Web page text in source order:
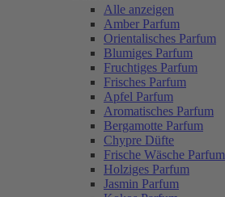
Alle anzeigen
Amber Parfum
Orientalisches Parfum
Blumiges Parfum
Fruchtiges Parfum
Frisches Parfum
Apfel Parfum
Aromatisches Parfum
Bergamotte Parfum
Chypre Düfte
Frische Wäsche Parfum
Holziges Parfum
Jasmin Parfum